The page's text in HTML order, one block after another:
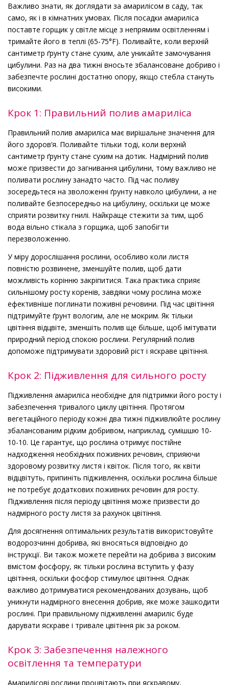
Важливо знати, як доглядати за амарилісом в саду, так
само, як і в кімнатних умовах. Після посадки амариліса
поставте горщик у світле місце з непрямим освітленням і
тримайте його в теплі (65-75°F). Поливайте, коли верхній
сантиметр ґрунту стане сухим, але уникайте замочування
цибулини. Раз на два тижні вносьте збалансоване добриво і
забезпечте рослині достатню опору, якщо стебла стануть
високими.
Крок 1: Правильний полив амариліса
Правильний полив амариліса має вирішальне значення для
його здоров’я. Поливайте тільки тоді, коли верхній
сантиметр ґрунту стане сухим на дотик. Надмірний полив
може призвести до загнивання цибулини, тому важливо не
поливати рослину занадто часто. Під час поливу
зосередьтеся на зволоженні ґрунту навколо цибулини, а не
поливайте безпосередньо на цибулину, оскільки це може
сприяти розвитку гнилі. Найкраще стежити за тим, щоб
вода вільно стікала з горщика, щоб запобігти
перезволоженню.
У міру дорослішання рослини, особливо коли листя
повністю розвинене, зменшуйте полив, щоб дати
можливість корінню закріпитися. Така практика сприяє
сильнішому росту коренів, завдяки чому рослина може
ефективніше поглинати поживні речовини. Під час цвітіння
підтримуйте ґрунт вологим, але не мокрим. Як тільки
цвітіння відцвіте, зменшіть полив ще більше, щоб імітувати
природний період спокою рослини. Регулярний полив
допоможе підтримувати здоровий ріст і яскраве цвітіння.
Крок 2: Підживлення для сильного росту
Підживлення амариліса необхідне для підтримки його росту і
забезпечення тривалого циклу цвітіння. Протягом
вегетаційного періоду кожні два тижні підживлюйте рослину
збалансованим рідким добривом, наприклад, сумішшю 10-
10-10. Це гарантує, що рослина отримує постійне
надходження необхідних поживних речовин, сприяючи
здоровому розвитку листя і квіток. Після того, як квіти
відцвітуть, припиніть підживлення, оскільки рослина більше
не потребує додаткових поживних речовин для росту.
Підживлення після періоду цвітіння може призвести до
надмірного росту листя за рахунок цвітіння.
Для досягнення оптимальних результатів використовуйте
водорозчинні добрива, які вносяться відповідно до
інструкції. Ви також можете перейти на добрива з високим
вмістом фосфору, як тільки рослина вступить у фазу
цвітіння, оскільки фосфор стимулює цвітіння. Однак
важливо дотримуватися рекомендованих дозувань, щоб
уникнути надмірного внесення добрив, яке може зашкодити
рослині. При правильному підживленні амариліс буде
дарувати яскраве і тривале цвітіння рік за роком.
Крок 3: Забезпечення належного
освітлення та температури
Амарилісові рослини процвітають при яскравому,